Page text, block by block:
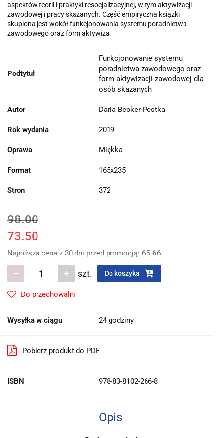
aspektów teorii i praktyki resocjalizacyjnej, w tym aktywizacji
zawodowej i pracy skazanych. Część empiryczna książki
skupiona jest wokół funkcjonowania systemu poradnictwa
zawodowego oraz form aktywiza
Podtytuł
Funkcjonowanie systemu
poradnictwa zawodowego oraz
form aktywizacji zawodowej dla
osób skazanych
Autor Daria Becker-Pestka
Rok wydania 2019
Oprawa Miękka
Format 165x235
Stron 372
98.00
73.50
Najniższa cena z 30 dni przed promocją: 65.66
szt. Do koszyka
Do przechowalni
Wysyłka w ciągu 24 godziny
Pobierz produkt do PDF
ISBN 978-83-8102-266-8
Opis